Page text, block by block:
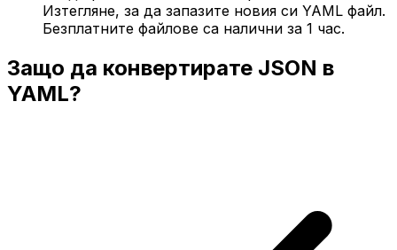
Изтегляне, за да запазите новия си YAML файл.
Безплатните файлове са налични за 1 час.
Защо да конвертирате JSON в
YAML?